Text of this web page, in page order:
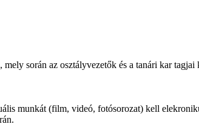
során az osztályvezetők és a tanári kar
munkát (film, videó, fotósorozat) kell